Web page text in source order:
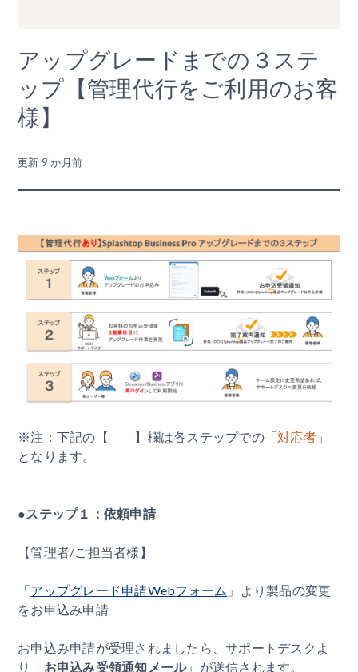
アップグレードまでの３ステ
ップ【管理代行をご利用のお客
様】
更新 9 か月前
※注：下記の【 】欄は各ステップでの「対応者」
となります。
●ステップ１：依頼申請
【管理者/ご担当者様】
「アップグレード申請Webフォーム 」より製品の変更
をお申込み申請
お申込み申請が受理されましたら、サポートデスクよ
り「お申込み受領通知メール」が送信されます。